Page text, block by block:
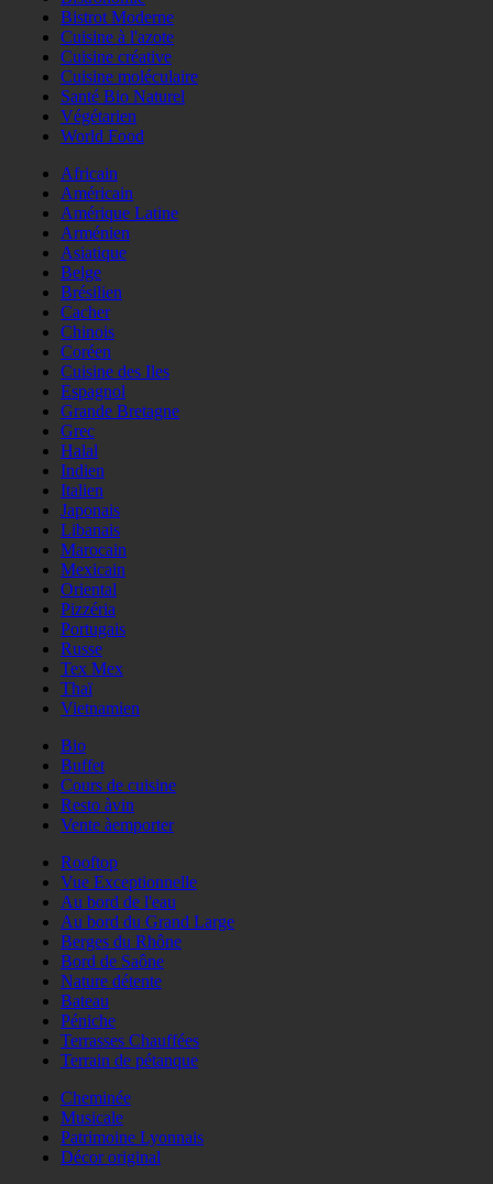
Bistrot Moderne
Cuisine à l'azote
Cuisine créative
Cuisine moléculaire
Santé Bio Naturel
Végétarien
World Food
Africain
Américain
Amérique Latine
Arménien
Asiatique
Belge
Brésilien
Cacher
Chinois
Coréen
Cuisine des Iles
Espagnol
Grande Bretagne
Grec
Halal
Indien
Italien
Japonais
Libanais
Marocain
Mexicain
Oriental
Pizzéria
Portugais
Russe
Tex Mex
Thaï
Vietnamien
Bio
Buffet
Cours de cuisine
Resto àvin
Vente àemporter
Rooftop
Vue Exceptionnelle
Au bord de l'eau
Au bord du Grand Large
Berges du Rhône
Bord de Saône
Nature détente
Bateau
Péniche
Terrasses Chauffées
Terrain de pétanque
Cheminée
Musicale
Patrimoine Lyonnais
Décor original